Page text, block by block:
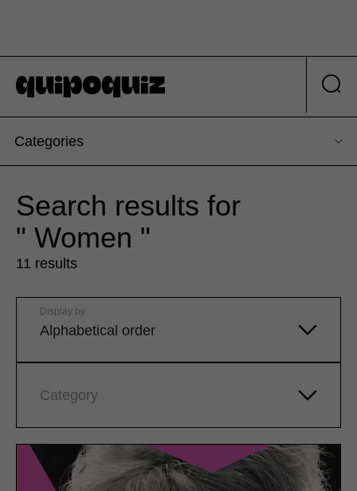
Categories
Search results for
" Women "
11 results
Alphabetical order
Display by
Category